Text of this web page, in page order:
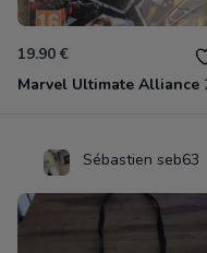
19.90 €
Sébastien seb63